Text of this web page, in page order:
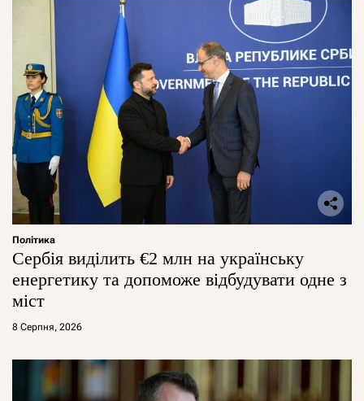
Політика
Сербія виділить €2 млн на українську
енергетику та допоможе відбудувати одне з
міст
8 Серпня, 2026